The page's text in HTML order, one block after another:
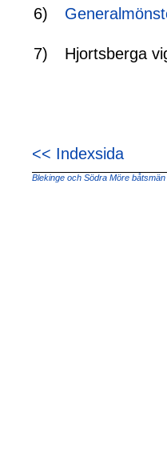
6)
7) Hjortsberga
<< Indexsida
Blekinge och Södra Möre båtsmän